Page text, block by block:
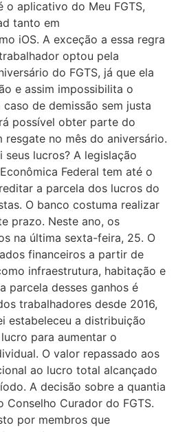
o aplicativo do Meu FGTS,
tanto em
iOS. A exceção a essa regra
optou pela
do FGTS, já que ela
e assim impossibilita o
de demissão sem justa
possível obter parte do
no mês do aniversário.
seus lucros? A legislação
Federal tem até o
a parcela dos lucros do
O banco costuma realizar
prazo. Neste ano, os
na última sexta-feira, 25. O
financeiros a partir de
infraestrutura, habitação e
parcela desses ganhos é
trabalhadores desde 2016,
estabeleceu a distribuição
para aumentar o
O valor repassado aos
ao lucro total alcançado
A decisão sobre a quantia
Curador do FGTS.
por membros que